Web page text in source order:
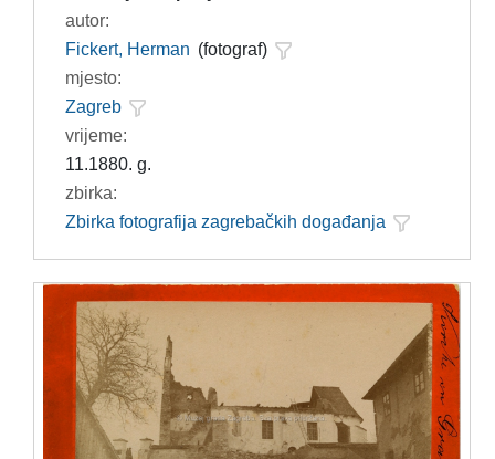
autor:
Fickert, Herman (fotograf)
mjesto:
Zagreb
vrijeme:
11.1880. g.
zbirka:
Zbirka fotografija zagrebačkih događanja